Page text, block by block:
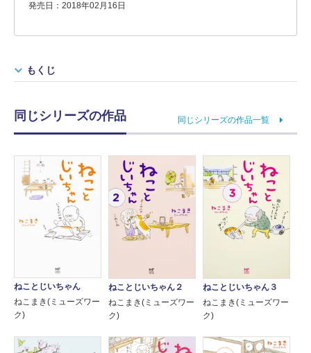
発売日：2018年02月16日
もくじ
同じシリーズの作品 同じシリーズの作品一覧
ねことじいちゃん
ねこまき(ミューズワー
ク)
ねことじいちゃん２
ねこまき(ミューズワー
ク)
ねことじいちゃん３
ねこまき(ミューズワー
ク)